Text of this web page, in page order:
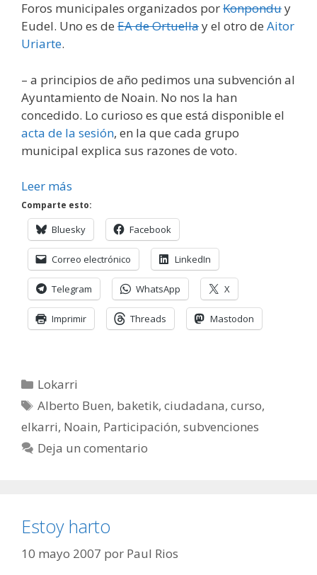
Foros municipales organizados porKonponduy
Eudel. Uno es de EA de Ortuellay el otro de Aitor
Uriarte.
– a principios de año pedimos una subvención al
Ayuntamiento de Noain. No nos la han
concedido. Lo curioso es que está disponible el
acta de la sesión, en la que cada grupo
municipal explica sus razones de voto.
Leer más
Comparte esto:
Bluesky Facebook
Correo electrónico LinkedIn
Telegram WhatsApp X
Imprimir Threads Mastodon
Categorías
Lokarri
Etiquetas
Alberto Buen, baketik,ciudadana,curso,
elkarri, Noain, Participación, subvenciones
Deja un comentario
Estoy harto
10 mayo 2007 por Paul Rios